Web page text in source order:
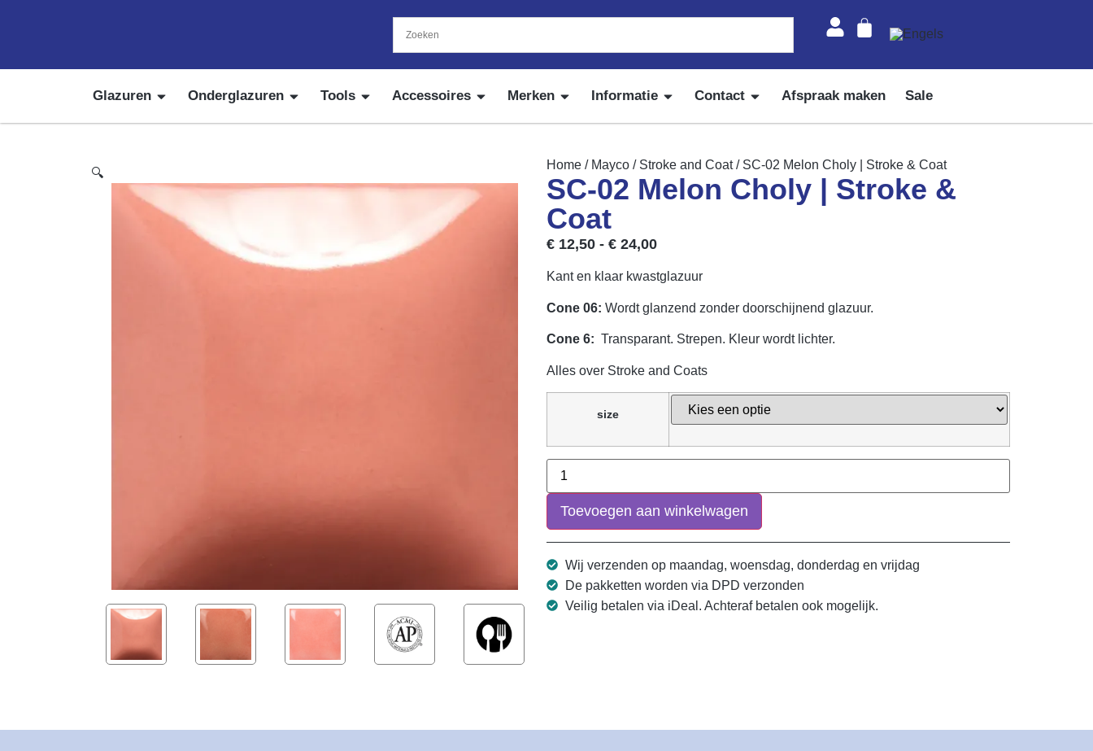
Glazuren Onderglazuren Tools Accessoires Merken Informatie Contact Afspraak maken Sale
🔍
Home / Mayco / Stroke and Coat/ SC-02 Melon Choly | Stroke & Coat
SC-02 Melon Choly | Stroke &
Coat
€ 12,50 - € 24,00
Kant en klaar kwastglazuur
Cone 06: Wordt glanzend zonder doorschijnend glazuur.
Cone 6: Transparant. Strepen. Kleur wordt lichter.
Alles over Stroke and Coats
size
Toevoegen aan winkelwagen
Wij verzenden op maandag, woensdag, donderdag en vrijdag
De pakketten worden via DPD verzonden
Veilig betalen via iDeal. Achteraf betalen ook mogelijk.